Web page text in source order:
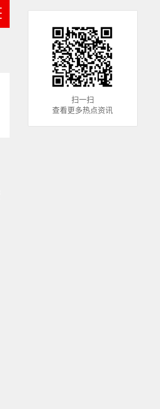
扫一扫
查看更多热点资讯